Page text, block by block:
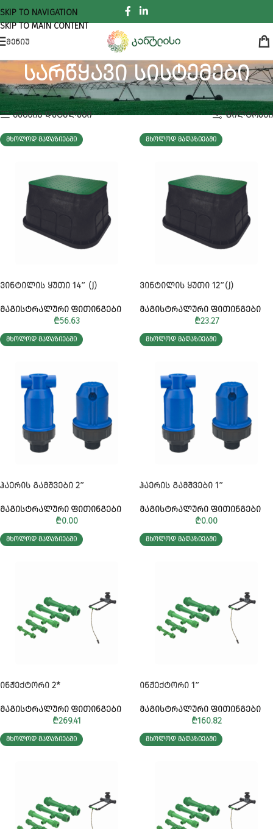
SKIP TO NAVIGATION
SKIP TO MAIN CONTENT
ᲛᲔᲜᲘᲣ
სარწყავი სისტემები
ᲛᲗᲐᲕᲐᲠᲘ სარწყავი სისტემები Showing 1–18 of 203 results
ᲫᲔᲑᲜᲘᲡ ᲓᲔᲢᲐᲚᲔᲑᲘ ᲤᲘᲚᲢᲠᲔᲑᲘ
ᲛᲮᲝᲚᲝᲓ ᲛᲐᲦᲐᲖᲘᲔᲑᲨᲘ
ᲕᲘᲜᲢᲘᲚᲘᲡ ᲧᲣᲗᲘ 14″ (J)
ᲛᲐᲒᲘᲡᲢᲠᲐᲚᲣᲠᲘ ᲤᲘᲗᲘᲜᲒᲔᲑᲘ
₾56.63
ᲛᲮᲝᲚᲝᲓ ᲛᲐᲦᲐᲖᲘᲔᲑᲨᲘ
ᲕᲘᲜᲢᲘᲚᲘᲡ ᲧᲣᲗᲘ 12″(J)
ᲛᲐᲒᲘᲡᲢᲠᲐᲚᲣᲠᲘ ᲤᲘᲗᲘᲜᲒᲔᲑᲘ
₾23.27
ᲛᲮᲝᲚᲝᲓ ᲛᲐᲦᲐᲖᲘᲔᲑᲨᲘ
ᲰᲐᲔᲠᲘᲡ ᲒᲐᲛᲨᲕᲔᲑᲘ 2″
ᲛᲐᲒᲘᲡᲢᲠᲐᲚᲣᲠᲘ ᲤᲘᲗᲘᲜᲒᲔᲑᲘ
₾0.00
ᲛᲮᲝᲚᲝᲓ ᲛᲐᲦᲐᲖᲘᲔᲑᲨᲘ
ᲰᲐᲔᲠᲘᲡ ᲒᲐᲛᲨᲕᲔᲑᲘ 1″
ᲛᲐᲒᲘᲡᲢᲠᲐᲚᲣᲠᲘ ᲤᲘᲗᲘᲜᲒᲔᲑᲘ
₾0.00
ᲛᲮᲝᲚᲝᲓ ᲛᲐᲦᲐᲖᲘᲔᲑᲨᲘ
ᲘᲜᲟᲔᲥᲢᲝᲠᲘ 2*
ᲛᲐᲒᲘᲡᲢᲠᲐᲚᲣᲠᲘ ᲤᲘᲗᲘᲜᲒᲔᲑᲘ
₾269.41
ᲛᲮᲝᲚᲝᲓ ᲛᲐᲦᲐᲖᲘᲔᲑᲨᲘ
ᲘᲜᲟᲔᲥᲢᲝᲠᲘ 1″
ᲛᲐᲒᲘᲡᲢᲠᲐᲚᲣᲠᲘ ᲤᲘᲗᲘᲜᲒᲔᲑᲘ
₾160.82
ᲛᲮᲝᲚᲝᲓ ᲛᲐᲦᲐᲖᲘᲔᲑᲨᲘ ᲛᲮᲝᲚᲝᲓ ᲛᲐᲦᲐᲖᲘᲔᲑᲨᲘ